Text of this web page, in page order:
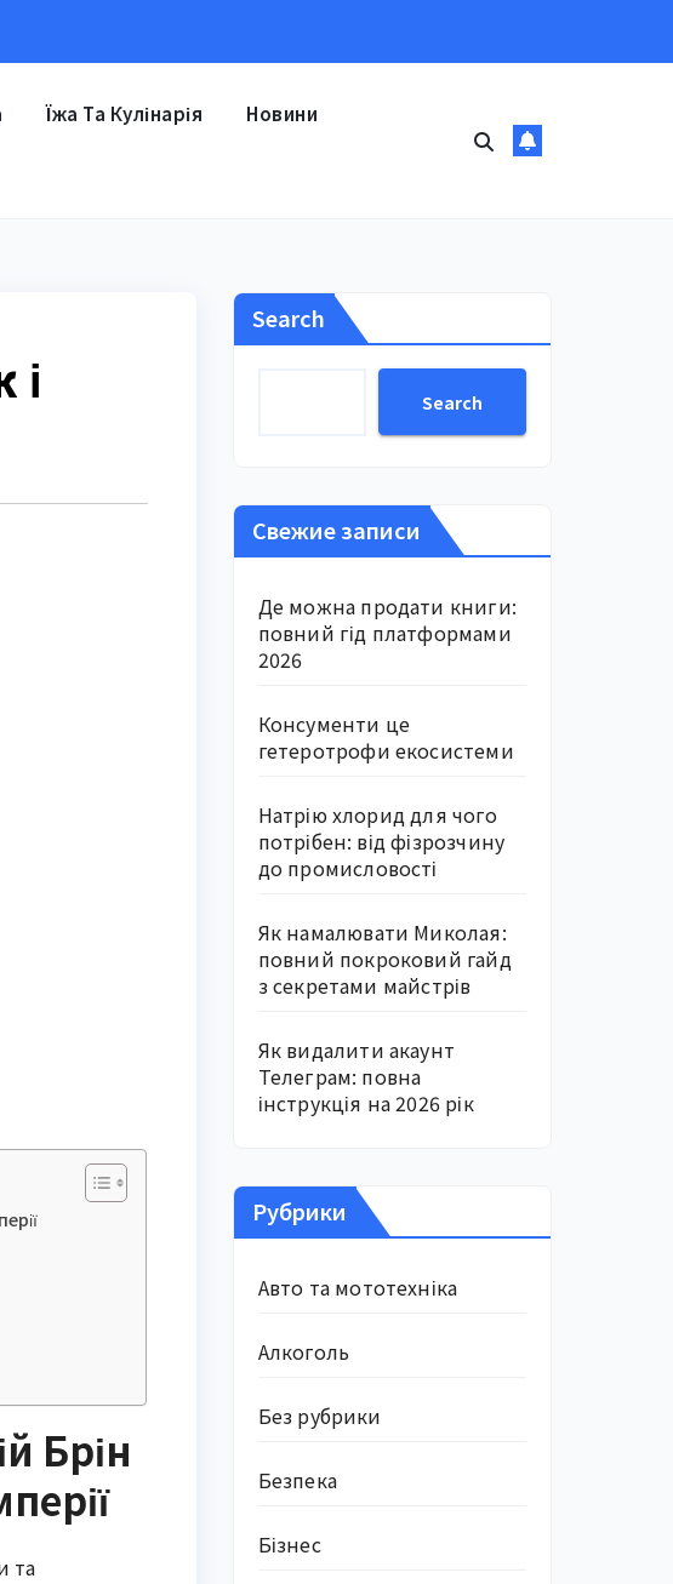
Їжа Та Кулінарія Новини
Брін
та
Search
Search
Свежие записи
Де можна продати книги:
повний гід платформами
2026
Консументи це
гетеротрофи екосистеми
Натрію хлорид для чого
потрібен: від фізрозчину
до промисловості
Як намалювати Миколая:
повний покроковий гайд
з секретами майстрів
Як видалити акаунт
Телеграм: повна
інструкція на 2026 рік
Рубрики
Авто та мототехніка
Алкоголь
Без рубрики
Безпека
Бізнес